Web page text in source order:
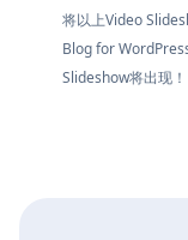
将以上Video
Blog for
Slideshow将出现！